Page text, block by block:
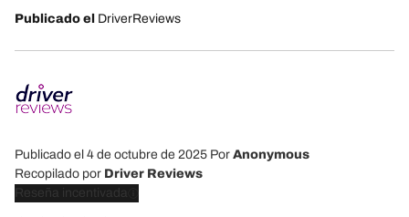
Publicado el DriverReviews
Publicado el 4 de octubre de 2025 Por Anonymous
Recopilado por Driver Reviews
Reseña incentivada